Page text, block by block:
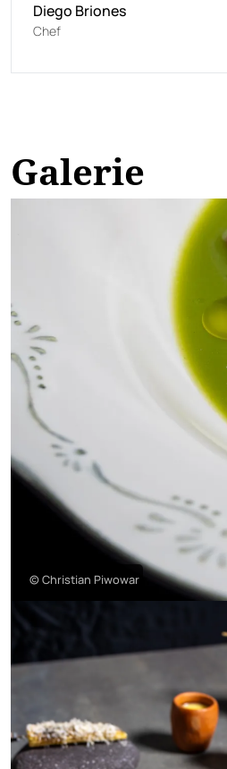
Diego Briones
Chef
Galerie
© Christian Piwowar